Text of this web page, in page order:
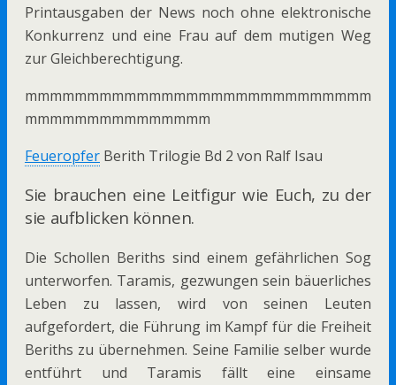
Printausgaben der News noch ohne elektronische
Konkurrenz und eine Frau auf dem mutigen Weg
zur Gleichberechtigung.
mmmmmmmmmmmmmmmmmmmmmmmmmmmm
mmmmmmmmmmmmmmm
Feueropfer Berith Trilogie Bd 2 von Ralf Isau
Sie brauchen eine Leitfigur wie Euch, zu der
sie aufblicken können.
Die Schollen Beriths sind einem gefährlichen Sog
unterworfen. Taramis, gezwungen sein bäuerliches
Leben zu lassen, wird von seinen Leuten
aufgefordert, die Führung im Kampf für die Freiheit
Beriths zu übernehmen. Seine Familie selber wurde
entführt und Taramis fällt eine einsame